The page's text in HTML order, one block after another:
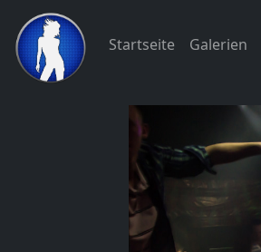
Startseite Galerien